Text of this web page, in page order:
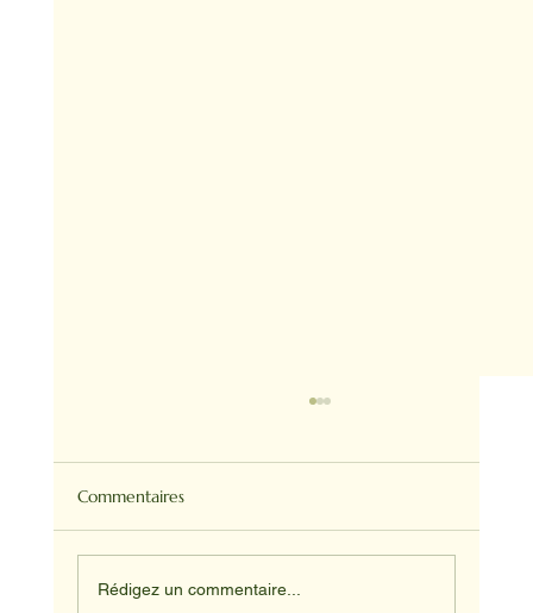
Commentaires
Rédigez un commentaire...